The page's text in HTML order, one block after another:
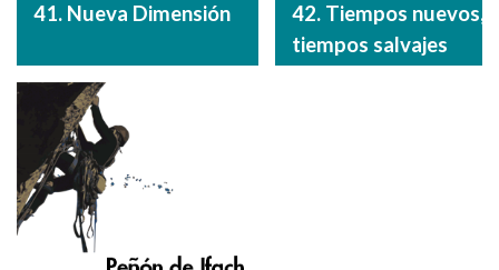
41. Nueva Dimensión
42. Tiempos nuevos,
tiempos salvajes